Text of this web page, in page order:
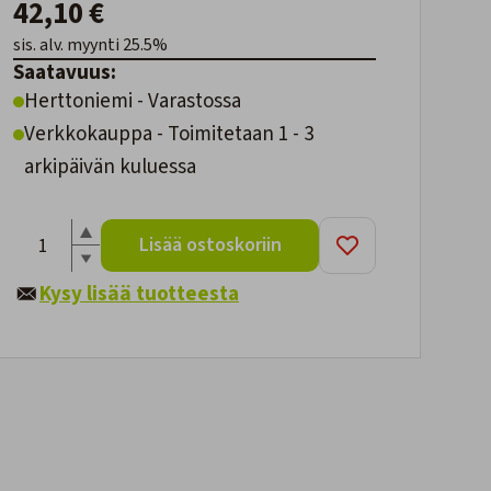
42,10 €
sis. alv. myynti 25.5%
Saatavuus:
Herttoniemi - Varastossa
Verkkokauppa - Toimitetaan 1 - 3
arkipäivän kuluessa
Lisää ostoskoriin
Kysy lisää tuotteesta